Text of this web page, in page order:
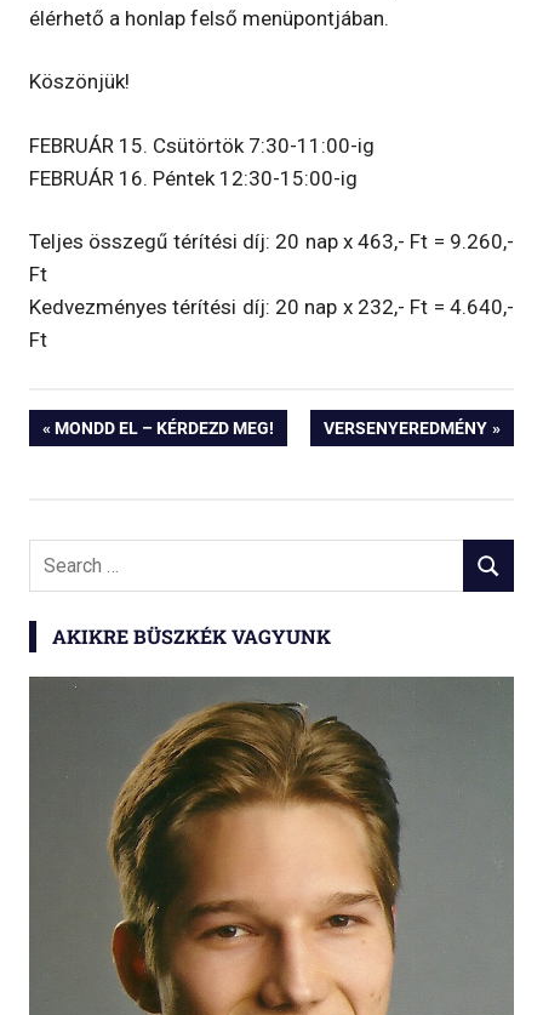
élérhető a honlap felső menüpontjában.
Köszönjük!
FEBRUÁR 15. Csütörtök 7:30-11:00-ig
FEBRUÁR 16. Péntek 12:30-15:00-ig
Teljes összegű térítési díj: 20 nap x 463,- Ft = 9.260,-
Ft
Kedvezményes térítési díj: 20 nap x 232,- Ft = 4.640,-
Ft
Bejegyzés
PREVIOUS
MONDD EL – KÉRDEZD MEG!
NEXT
VERSENYEREDMÉNY
Search
SEARCH
AKIKRE BÜSZKÉK VAGYUNK